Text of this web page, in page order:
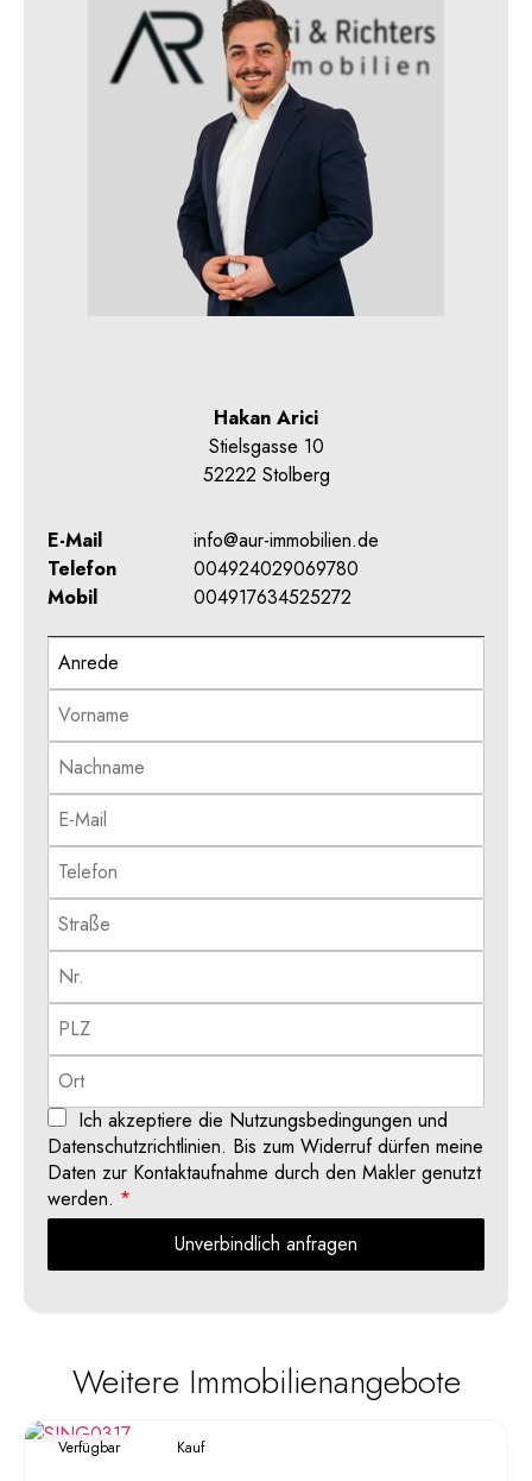
Hakan Arici
Stielsgasse 10
52222 Stolberg
E-Mail
info@aur-immobilien.de
Telefon
004924029069780
Mobil
004917634525272
Ich akzeptiere die Nutzungsbedingungen und
Datenschutzrichtlinien. Bis zum Widerruf dürfen meine
Daten zur Kontaktaufnahme durch den Makler genutzt
werden. *
Unverbindlich anfragen
Weitere Immobilienangebote
Verfügbar Kauf